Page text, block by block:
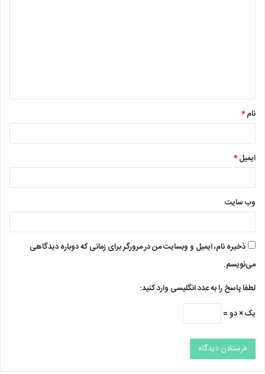
*
نام*
ایمیل*
وب‌ سایت
ذخیره نام، ایمیل و وبسایت من در مرورگر برای زمانی که دوباره دیدگاهی
می‌نویسم.
لطفا پاسخ را به عدد انگلیسی وارد کنید:
یک × دو =